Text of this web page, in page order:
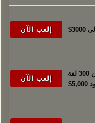
إلعب الآن
مكافأة ترحيبية تتضمن 300 لفة
إلعب الآن